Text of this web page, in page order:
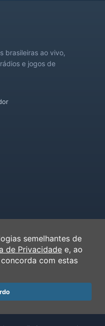
brasileiras ao vivo,
e jogos de
semelhantes de
de Privacidade e, ao
com estas